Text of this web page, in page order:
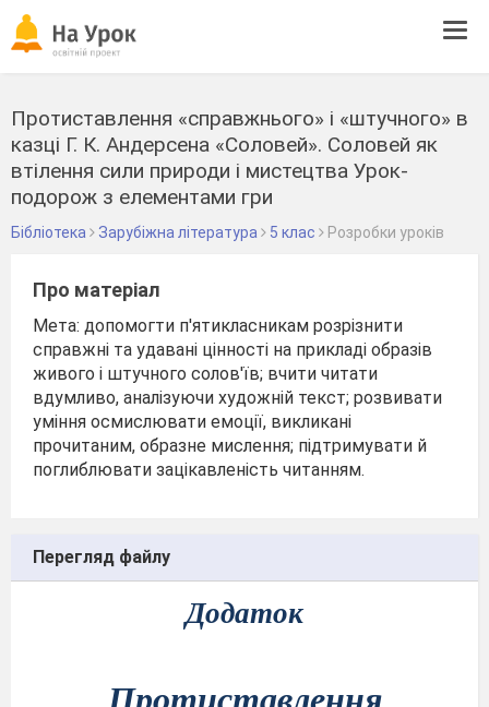
Протиставлення «справжнього» і «штучного» в
казці Г. К. Андерсена «Соловей». Соловей як
втілення сили природи і мистецтва Урок-
подорож з елементами гри
Бібліотека Зарубіжна література 5 клас Розробки уроків
Про матеріал
Мета: допомогти п'ятикласникам розрізнити
справжні та удавані цінності на прикладі образів
живого і штучного солов'їв; вчити читати
вдумливо, аналізуючи художній текст; розвивати
уміння осмислювати емоції, викликані
прочитаним, образне мислення; підтримувати й
поглиблювати зацікавленість читанням.
Перегляд файлу
Додаток
Протиставлення